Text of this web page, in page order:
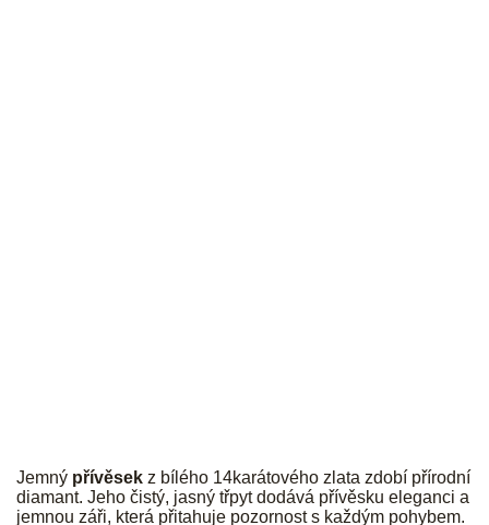
Jemný přívěsek z bílého 14karátového zlata zdobí přírodní
diamant. Jeho čistý, jasný třpyt dodává přívěsku eleganci a
jemnou záři, která přitahuje pozornost s každým pohybem.